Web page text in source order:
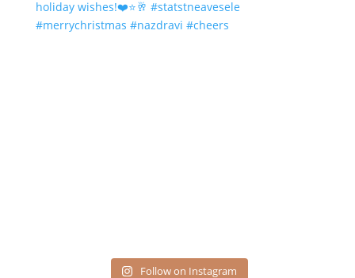
Follow on Instagram